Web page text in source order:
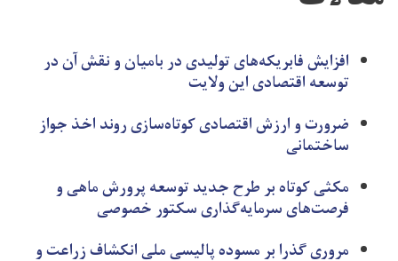
افزایش فابریکه‌های تولیدی در بامیان و نقش آن در
توسعه اقتصادی این ولایت
ضرورت و ارزش اقتصادی کوتاه‌سازی روند اخذ جواز
ساختمانی
مکثی کوتاه بر طرح جدید توسعه پرورش ماهی و
فرصت‌های سرمایه‌گذاری سکتور خصوصی
مروری گذرا بر مسوده پالیسی ملی انکشاف زراعت و